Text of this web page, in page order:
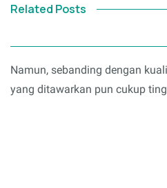
Related Posts
Namun, sebanding dengan
yang ditawarkan pun cukup